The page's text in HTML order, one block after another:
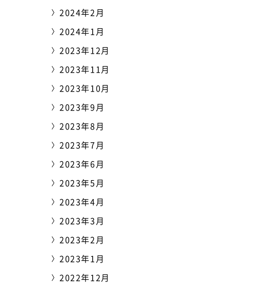
2024年2月
2024年1月
2023年12月
2023年11月
2023年10月
2023年9月
2023年8月
2023年7月
2023年6月
2023年5月
2023年4月
2023年3月
2023年2月
2023年1月
2022年12月